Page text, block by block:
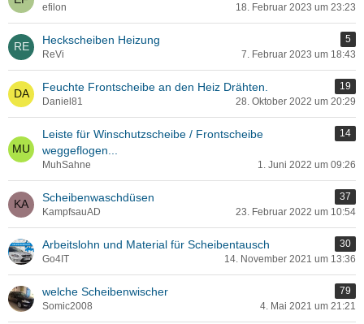
efilon
18. Februar 2023 um 23:23
Heckscheiben Heizung
5
ReVi
7. Februar 2023 um 18:43
Feuchte Frontscheibe an den Heiz Drähten.
19
Daniel81
28. Oktober 2022 um 20:29
Leiste für Winschutzscheibe / Frontscheibe
weggeflogen...
14
MuhSahne 1. Juni 2022 um 09:26
Scheibenwaschdüsen
37
KampfsauAD
23. Februar 2022 um 10:54
Arbeitslohn und Material für Scheibentausch
30
Go4IT
14. November 2021 um 13:36
welche Scheibenwischer
79
Somic2008
4. Mai 2021 um 21:21